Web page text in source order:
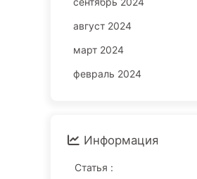
август 2024
март 2024
февраль 2024
Информация
Статья :